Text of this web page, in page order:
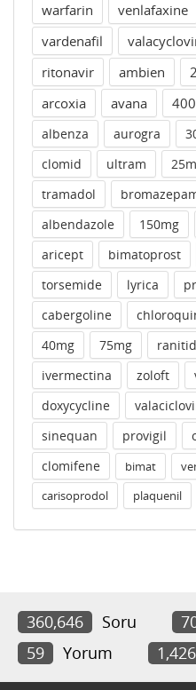
warfarin
venlafaxine
vardenafil
ritonavir
ambien
arcoxia
avana
albenza
aurogra
clomid
ultram
tramadol
albendazole
150mg
aricept
bimatoprost
torsemide
lyrica
cabergoline
40mg
75mg
ivermectina
zoloft
doxycycline
sinequan
provigil
clomifene
bimat
carisoprodol
plaquenil
360,646 Soru
59
Yorum